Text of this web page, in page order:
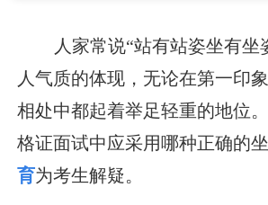
人家常说“站有站姿坐有坐
人气质的体现，无论在第一印
相处中都起着举足轻重的地位
格证面试中应采用哪种正确的
育为考生解疑。